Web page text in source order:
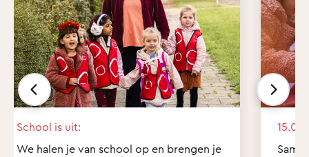
School is uit:
We halen je van school op en brengen je
15.00